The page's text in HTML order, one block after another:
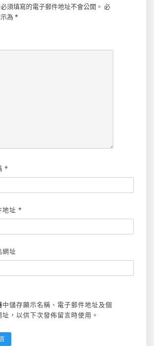
須填寫的電子郵件地址不會公開。 必
為 *
*
地址 *
網址
中儲存顯示名稱、電子郵件地址及個
址，以供下次發佈留言時使用。